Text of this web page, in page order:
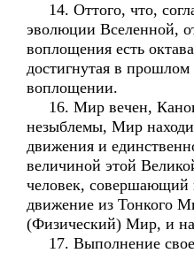
14. Оттого, что,
эволюции Вселенной,
воплощения есть
достигнутая в
воплощении.
16. Мир вечен,
незыблемы, Мир
движения и
величиной этой
человек, совершающий
движение из Тонкого
(Физический) Мир, и
17. Выполнение